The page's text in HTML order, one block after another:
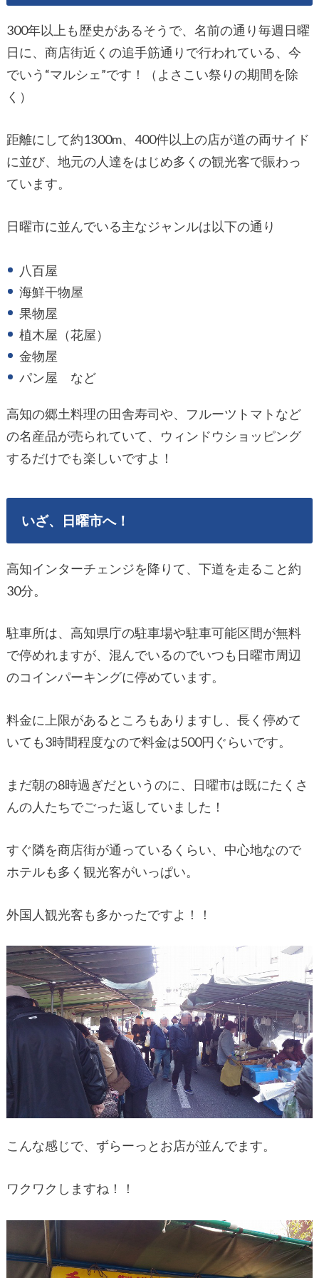
300年以上も歴史があるそうで、名前の通り毎週日曜
日に、商店街近くの追手筋通りで行われている、今
でいう“マルシェ”です！（よさこい祭りの期間を除
く）
距離にして約1300m、400件以上の店が道の両サイド
に並び、地元の人達をはじめ多くの観光客で賑わっ
ています。
日曜市に並んでいる主なジャンルは以下の通り
八百屋
海鮮干物屋
果物屋
植木屋（花屋）
金物屋
パン屋 など
高知の郷土料理の田舎寿司や、フルーツトマトなど
の名産品が売られていて、ウィンドウショッピング
するだけでも楽しいですよ！
いざ、日曜市へ！
高知インターチェンジを降りて、下道を走ること約
30分。
駐車所は、高知県庁の駐車場や駐車可能区間が無料
で停めれますが、混んでいるのでいつも日曜市周辺
のコインパーキングに停めています。
料金に上限があるところもありますし、長く停めて
いても3時間程度なので料金は500円ぐらいです。
まだ朝の8時過ぎだというのに、日曜市は既にたくさ
んの人たちでごった返していました！
すぐ隣を商店街が通っているくらい、中心地なので
ホテルも多く観光客がいっぱい。
外国人観光客も多かったですよ！！
こんな感じで、ずらーっとお店が並んでます。
ワクワクしますね！！